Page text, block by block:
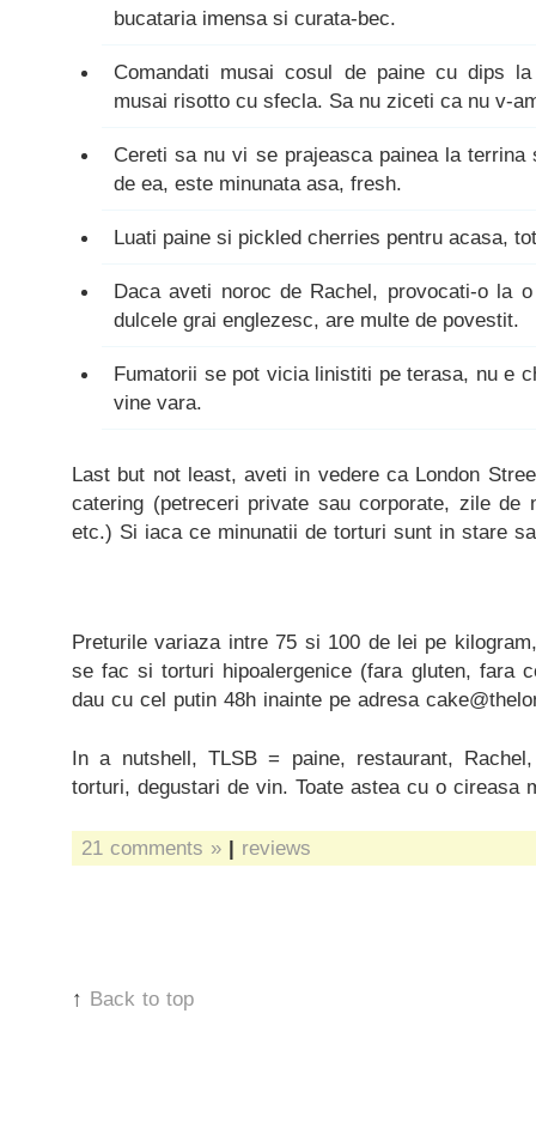
bucataria imensa si curata-bec.
Comandati musai cosul de paine cu dips
musai risotto cu sfecla. Sa nu ziceti ca nu v-
Cereti sa nu vi se prajeasca painea la
de ea, este minunata asa, fresh.
Luati paine si pickled cherries pentru acasa,
Daca aveti noroc de Rachel, provocati-o la
dulcele grai englezesc, are multe de povestit.
Fumatorii se pot vicia linistiti pe terasa, nu e
vine vara.
Last but not least, aveti in vedere ca London
catering (petreceri private sau corporate, zile de
etc.) Si iaca ce minunatii de torturi sunt in stare
Preturile variaza intre 75 si 100 de lei pe
se fac si torturi hipoalergenice (fara gluten, fara
dau cu cel putin 48h inainte pe adresa
In a nutshell, TLSB = paine, restaurant,
torturi, degustari de vin. Toate astea cu o cireasa
21 comments » | reviews
↑ Back to top